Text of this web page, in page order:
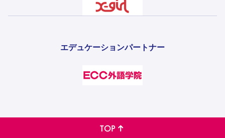
エデュケーションパートナー
TOP